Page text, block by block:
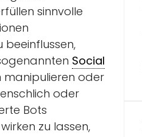
sinnvolle
beeinflussen,
Social
manipulieren oder
oder
Bots
zu lassen,